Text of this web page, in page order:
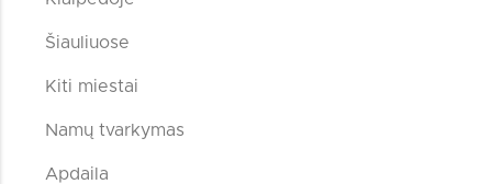
Šiauliuose
Kiti miestai
Namų tvarkymas
Apdaila